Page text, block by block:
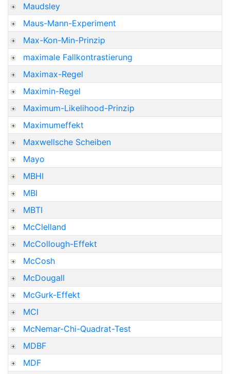
Maudsley
Maus-Mann-Experiment
Max-Kon-Min-Prinzip
maximale Fallkontrastierung
Maximax-Regel
Maximin-Regel
Maximum-Likelihood-Prinzip
Maximumeffekt
Maxwellsche Scheiben
Mayo
MBHI
MBI
MBTI
McClelland
McCollough-Effekt
McCosh
McDougall
McGurk-Effekt
MCI
McNemar-Chi-Quadrat-Test
MDBF
MDF